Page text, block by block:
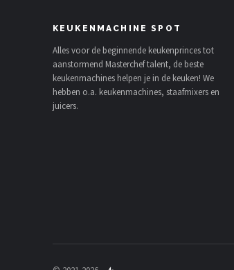
KEUKENMACHINE SPOT
Alles voor de beginnende keukenprinces tot
aanstormend Masterchef talent, de beste
keukenmachines helpen je in de keuken! We
hebben o.a. keukenmachines, staafmixers en
juicers.